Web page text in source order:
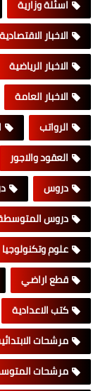
اسئلة وزارية
الاخبار الاقتصادية
الاخبار الرياضية
الاخبار العامة
الرواتب
العقود والاجور
دروس
دروس
علوم وتكنولوجيا
قطع اراضي
كتب الاعدادية
مرشحات
مرشحات